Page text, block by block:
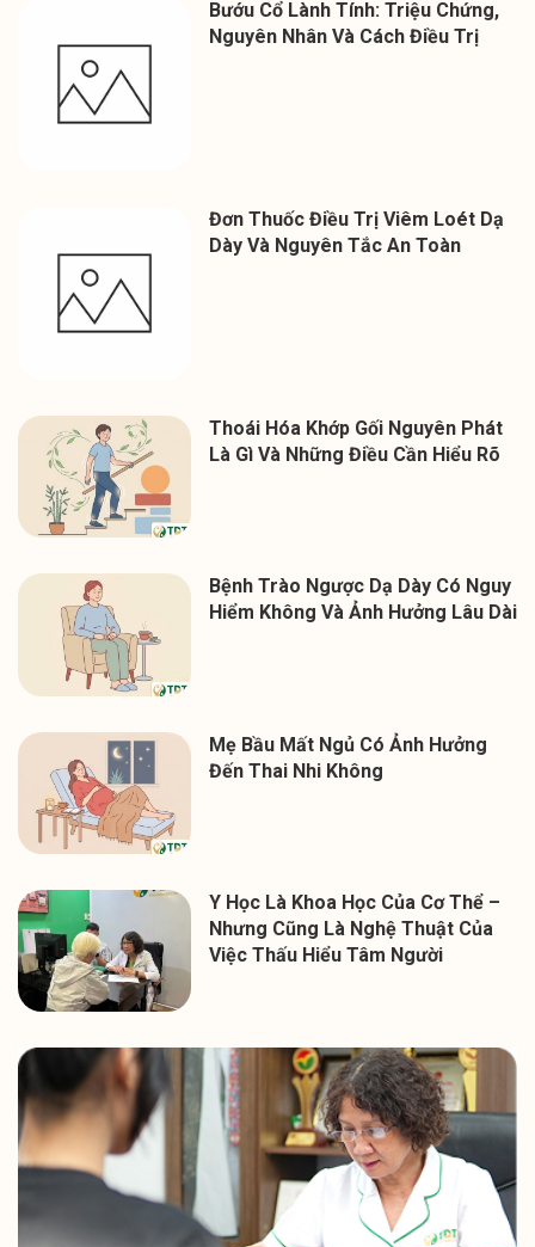
Bướu Cổ Lành Tính: Triệu Chứng,
Nguyên Nhân Và Cách Điều Trị
Đơn Thuốc Điều Trị Viêm Loét Dạ
Dày Và Nguyên Tắc An Toàn
Thoái Hóa Khớp Gối Nguyên Phát
Là Gì Và Những Điều Cần Hiểu Rõ
Bệnh Trào Ngược Dạ Dày Có Nguy
Hiểm Không Và Ảnh Hưởng Lâu Dài
Mẹ Bầu Mất Ngủ Có Ảnh Hưởng
Đến Thai Nhi Không
Y Học Là Khoa Học Của Cơ Thể –
Nhưng Cũng Là Nghệ Thuật Của
Việc Thấu Hiểu Tâm Người